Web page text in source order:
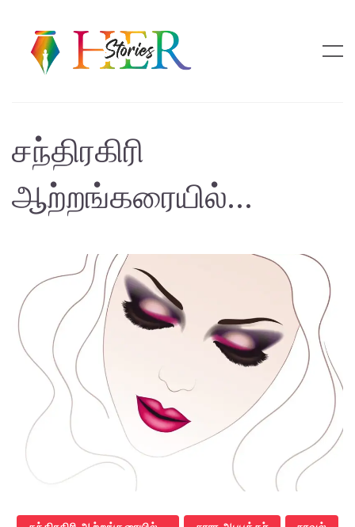
சந்திரகிரி
ஆற்றங்கரையில்…